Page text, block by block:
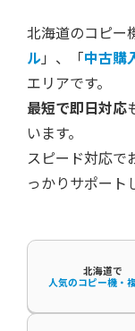
北海道のコピー
ル」、「中古購
エリアです。
最短で即日対応
います。
スピード対応で
っかりサポート
北海道で
人気のコピー機・